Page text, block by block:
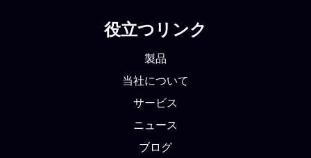
役立つリンク
製品
当社について
サービス
ニュース
ブログ